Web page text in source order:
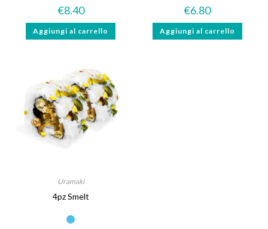
€8.40
Aggiungi al carrello
€6.80
Aggiungi al carrello
Uramaki
4pz Smelt